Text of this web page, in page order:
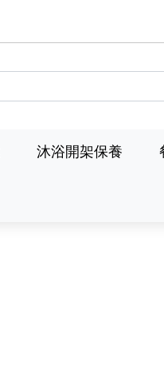
沐浴開架保養